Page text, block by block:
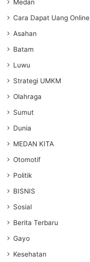
Medan
Cara Dapat Uang Online
Asahan
Batam
Luwu
Strategi UMKM
Olahraga
Sumut
Dunia
MEDAN KITA
Otomotif
Politik
BISNIS
Sosial
Berita Terbaru
Gayo
Kesehatan